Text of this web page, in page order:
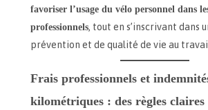
favoriser l’usage du vélo personnel dans
professionnels, tout en s’inscrivant dans
prévention et de qualité de vie au
Frais professionnels et
kilométriques : des règles claires